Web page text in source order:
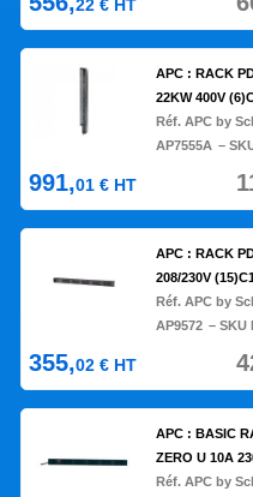
22 € HT
APC : RACK
22KW 400V
Réf. APC by
AP7555A –
991,01 € HT
APC : RACK
208/230V
Réf. APC by
AP9572 – SKU
355,02 € HT
APC : BASIC
ZERO U 10A
Réf. APC by